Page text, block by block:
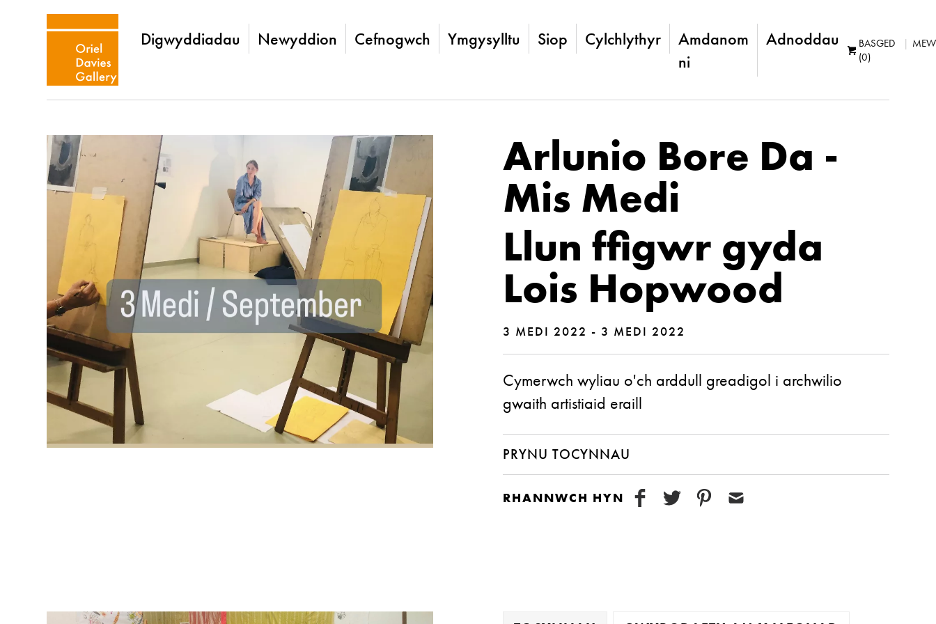
Digwyddiadau Newyddion Cefnogwch Ymgysylltu Siop Cylchlythyr
Amdanom
ni
Adnoddau
BASGED
(0)
Arlunio Bore Da -
Mis Medi
Llun ffigwr gyda
Lois Hopwood
3 MEDI 2022 - 3 MEDI 2022
Cymerwch wyliau o'ch arddull greadigol i archwilio
gwaith artistiaid eraill
PRYNU TOCYNNAU
RHANNWCH HYN